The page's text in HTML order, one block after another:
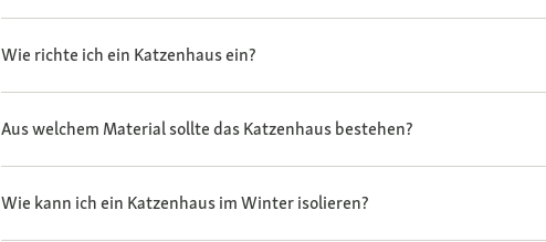
Wie richte ich ein Katzenhaus ein?
Aus welchem Material sollte das Katzenhaus bestehen?
Wie kann ich ein Katzenhaus im Winter isolieren?